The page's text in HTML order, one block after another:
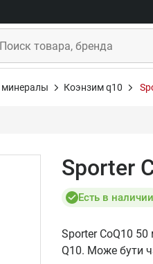
Коэнзим q10
Sporter
Есть в наличии
Sporter CoQ10
Q10. Може бути